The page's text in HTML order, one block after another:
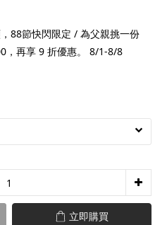
88節快閃限定 / 為父親挑一份
，再享 9 折優惠。 8/1-8/8
立即購買